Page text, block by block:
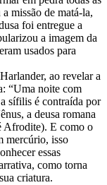
missão de matá-la,
foi entregue a
a imagem da
usados para
ao revelar a
“Uma noite com
sífilis é contraída por
a deusa romana
Afrodite). E como o
mercúrio, isso
essas
como torna
criatura.